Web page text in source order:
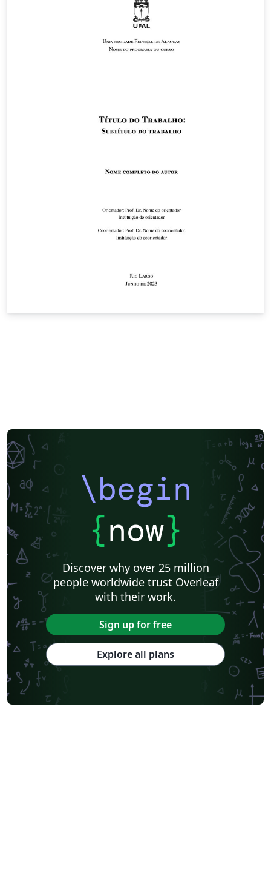
\begin
{now}
Discover why over 25 million
people worldwide trust Overleaf
with their work.
Sign up for free
Explore all plans